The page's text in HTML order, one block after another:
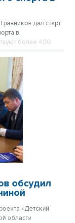
дал старт
в
более 400
слова
чемпионка по
обсудил
«Детский
области